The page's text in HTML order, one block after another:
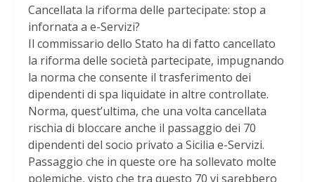
Cancellata la riforma delle partecipate: stop a
infornata a e-Servizi?
Il commissario dello Stato ha di fatto cancellato
la riforma delle società partecipate, impugnando
la norma che consente il trasferimento dei
dipendenti di spa liquidate in altre controllate.
Norma, quest’ultima, che una volta cancellata
rischia di bloccare anche il passaggio dei 70
dipendenti del socio privato a Sicilia e-Servizi.
Passaggio che in queste ore ha sollevato molte
polemiche, visto che tra questo 70 vi sarebbero